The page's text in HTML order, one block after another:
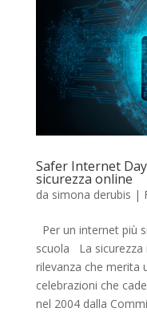
Safer Internet
sicurezza online
da simona derubis |
Per un internet più
scuola La sicurezza
rilevanza che merita
celebrazioni che
nel 2004 dalla